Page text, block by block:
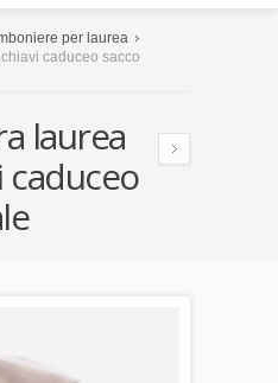
per laurea
caduceo sacco
laurea